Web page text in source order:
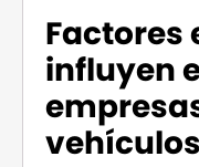
Factores
influyen
vehículos